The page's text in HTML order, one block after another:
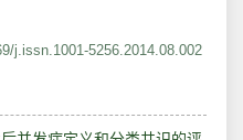
j.issn.1001-5256.2014.08.002